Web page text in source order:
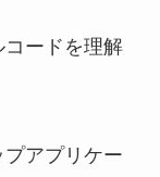
ードを理解
アプリケー